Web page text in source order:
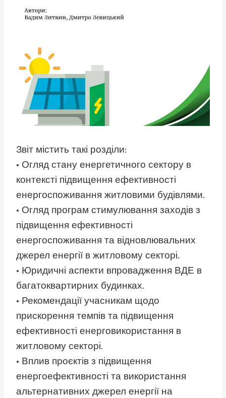
Звіт містить такі розділи:
• Огляд стану енергетичного сектору в
контексті підвищення ефективності
енергоспоживання житловими будівлями.
• Огляд програм стимулювання заходів з
підвищення ефективності
енергоспоживання та відновлювальних
джерел енергії в житловому секторі.
• Юридичні аспекти впровадження ВДЕ в
багатоквартирних будинках.
• Рекомендації учасникам щодо
прискорення темпів та підвищення
ефективності енерговикористання в
житловому секторі.
• Вплив проєктів з підвищення
енергоефективності та використання
альтернативних джерел енергії на